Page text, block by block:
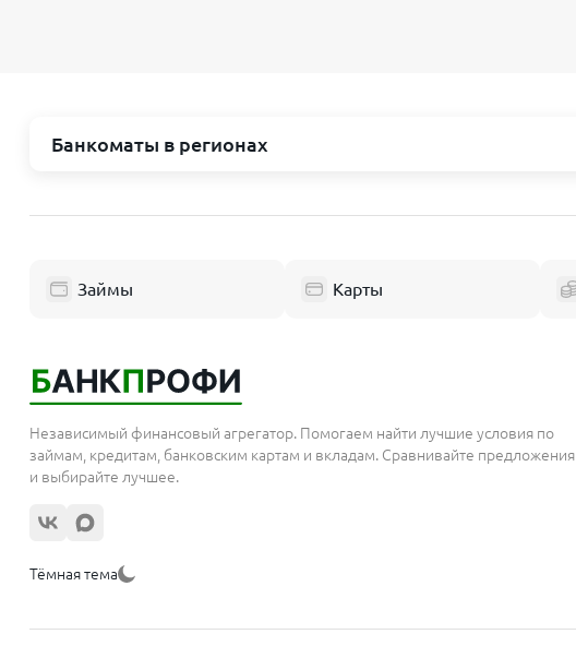
Банкоматы в регионах
Балашиха
Электросталь
Домодедово
Подольск
Мытищи
Норильск
Керчь
Займы Карты
Независимый финансовый агрегатор. Помогаем найти лучшие условия по
займам, кредитам, банковским картам и вкладам. Сравнивайте предложения
и выбирайте лучшее.
Тёмная тема